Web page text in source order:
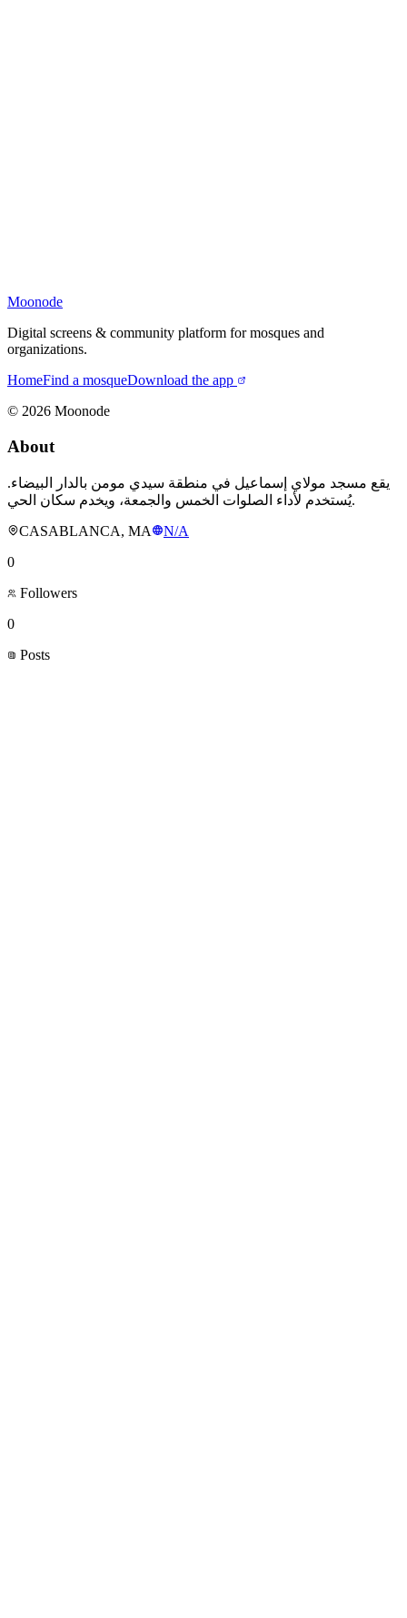
Moonode
Digital screens & community platform for mosques and
organizations.
HomeFind a mosqueDownload the app
© 2026 Moonode
About
يقع مسجد مولاي إسماعيل في منطقة سيدي مومن بالدار البيضاء.
يُستخدم لأداء الصلوات الخمس والجمعة، ويخدم سكان الحي.
CASABLANCA, MA
N/A
0
Followers
0
Posts